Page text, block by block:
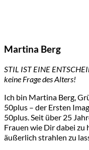
Martina Berg
STIL IST EINE
keine Frage des Alters!
Ich bin Martina Berg,
50plus – der Ersten
50plus. Seit über 25
Frauen wie Dir dabei zu
äußerlich strahlen zu